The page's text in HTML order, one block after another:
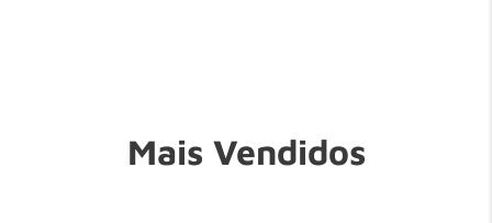
Mais Vendidos